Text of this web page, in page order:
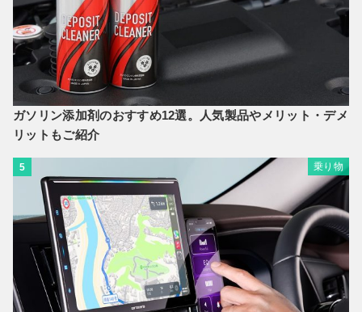
ガソリン添加剤のおすすめ12選。人気製品やメリット・デメ
リットもご紹介
5 乗り物